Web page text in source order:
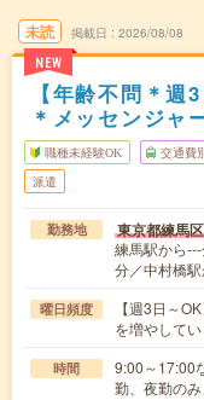
未読
NEW
掲載日 2026/08/08
【年齢不問＊
＊メッセンジャ
職種未経験OK 交通費
派遣
勤務地 東京都練馬区
練馬駅から
分／中村橋
曜日頻度
【週3日～
を増やして
時間
9:00～17:00
勤、夜勤の